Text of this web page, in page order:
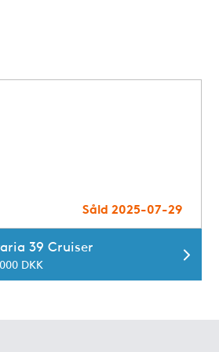
Såld 2025-07-29
39 Cruiser
DKK